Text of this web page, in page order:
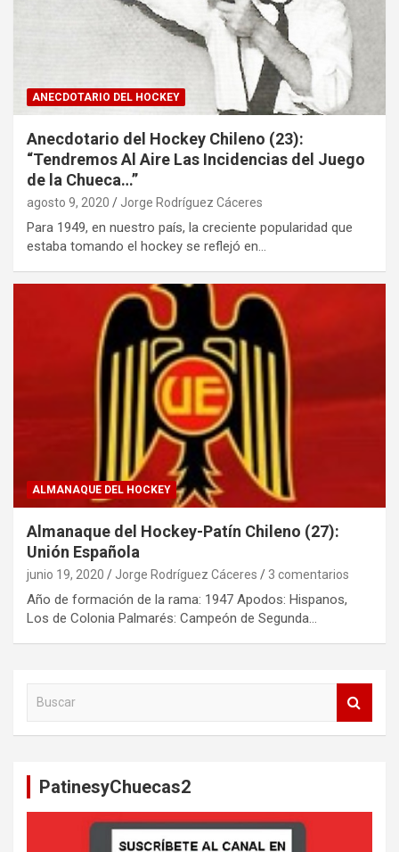
ANECDOTARIO DEL HOCKEY
Anecdotario del Hockey Chileno (23):
“Tendremos Al Aire Las Incidencias del Juego
de la Chueca…”
agosto 9, 2020 Jorge Rodríguez Cáceres
Para 1949, en nuestro país, la creciente popularidad que
estaba tomando el hockey se reflejó en…
ALMANAQUE DEL HOCKEY
Almanaque del Hockey-Patín Chileno (27):
Unión Española
junio 19, 2020 Jorge Rodríguez Cáceres 3 comentarios
Año de formación de la rama: 1947 Apodos: Hispanos,
Los de Colonia Palmarés: Campeón de Segunda…
PatinesyChuecas2